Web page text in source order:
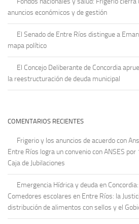
anuncios económicos y de gestión
El Senado de Entre Ríos distingue a
mapa político
El Concejo Deliberante de Concordia
la reestructuración de deuda municipal
COMENTARIOS RECIENTES
Frigerio y los anuncios de acuerdo con
Entre Ríos logra un convenio con ANSES
Caja de Jubilaciones
Emergencia Hídrica y deuda en
Comedores escolares en Entre Ríos: la
distribución de alimentos con sellos y el